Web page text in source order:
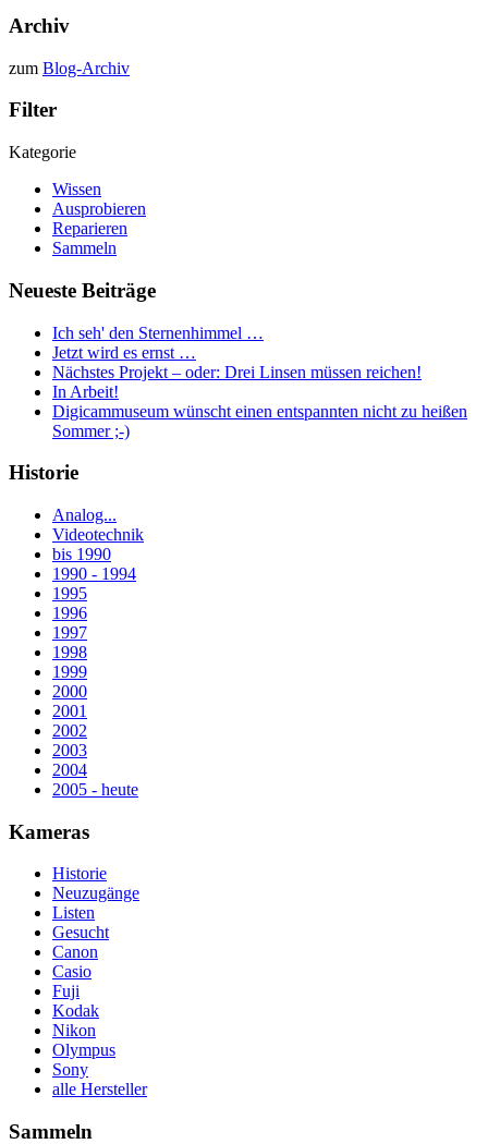
Archiv
zum Blog-Archiv
Filter
Kategorie
Wissen
Ausprobieren
Reparieren
Sammeln
Neueste Beiträge
Ich seh' den Sternenhimmel …
Jetzt wird es ernst …
Nächstes Projekt – oder: Drei Linsen müssen reichen!
In Arbeit!
Digicammuseum wünscht einen entspannten nicht zu heißen
Sommer ;-)
Historie
Analog...
Videotechnik
bis 1990
1990 - 1994
1995
1996
1997
1998
1999
2000
2001
2002
2003
2004
2005 - heute
Kameras
Historie
Neuzugänge
Listen
Gesucht
Canon
Casio
Fuji
Kodak
Nikon
Olympus
Sony
alle Hersteller
Sammeln